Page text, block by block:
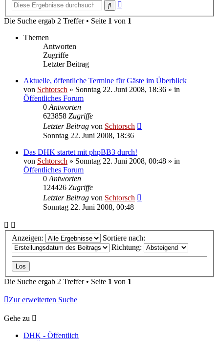
Suche
Die Suche ergab 2 Treffer • Seite 1 von 1
Themen
Antworten
Zugriffe
Letzter Beitrag
Aktuelle, öffentliche Termine für Gäste im Überblick
von Schtorsch » Sonntag 22. Juni 2008, 18:36 » in
Öffentliches Forum
0 Antworten
623858 Zugriffe
Letzter Beitrag von Schtorsch
Sonntag 22. Juni 2008, 18:36
Das DHK startet mit phpBB3 durch!
von Schtorsch » Sonntag 22. Juni 2008, 00:48 » in
Öffentliches Forum
0 Antworten
124426 Zugriffe
Letzter Beitrag von Schtorsch
Sonntag 22. Juni 2008, 00:48
Anzeigen:
Sortiere nach:
Richtung:
Die Suche ergab 2 Treffer • Seite 1 von 1
Zur erweiterten Suche
Gehe zu
DHK - Öffentlich